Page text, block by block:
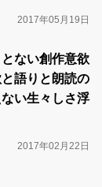
2017年05月19日
ない創作意欲
語りと朗読の
い生々しさ浮
2017年02月22日